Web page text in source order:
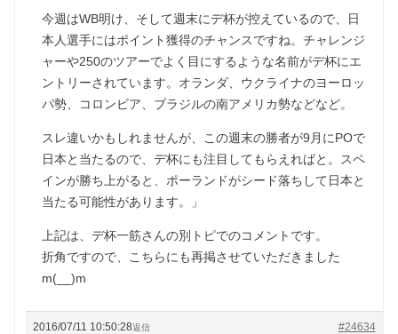
今週はWB明け、そして週末にデ杯が控えているので、日
本人選手にはポイント獲得のチャンスですね。チャレンジ
ャーや250のツアーでよく目にするような名前がデ杯にエ
ントリーされています。オランダ、ウクライナのヨーロッ
パ勢、コロンビア、ブラジルの南アメリカ勢などなど。
スレ違いかもしれませんが、この週末の勝者が9月にPOで
日本と当たるので、デ杯にも注目してもらえればと。スペ
インが勝ち上がると、ポーランドがシード落ちして日本と
当たる可能性があります。」
上記は、デ杯一筋さんの別トピでのコメントです。
折角ですので、こちらにも再掲させていただきました
m(__)m
2016/07/11 10:50:28 #24634
返信